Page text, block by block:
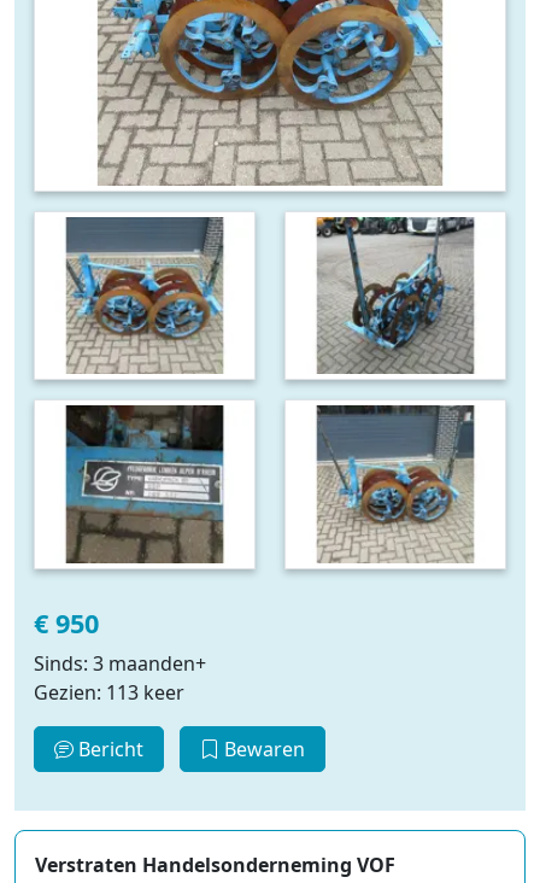
€ 950
Sinds: 3 maanden+
Gezien: 113 keer
Bericht Bewaren
Verstraten Handelsonderneming VOF